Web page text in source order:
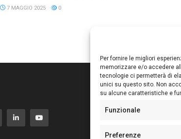
Per fornire le migliori
memorizzare e/o accedere
tecnologie ci permetterà di
unici su questo sito. Non
su alcune caratteristiche e
Funzionale
Preferenze
7 MAGGIO 2025 0
Editore:
Sede: